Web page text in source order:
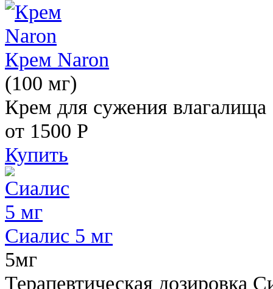
Крем Naron
(100 мг)
Крем для сужения влагалища
от 1500 Р
Купить
Сиалис 5 мг
5мг
Терапевтическая дозировка